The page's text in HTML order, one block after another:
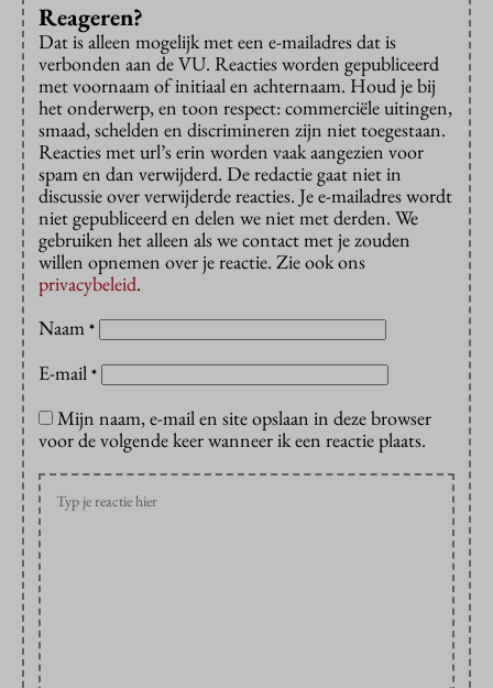
Reageren?
Dat is alleen mogelijk met een e-mailadres dat is
verbonden aan de VU. Reacties worden gepubliceerd
met voornaam of initiaal en achternaam. Houd je bij
het onderwerp, en toon respect: commerciële uitingen,
smaad, schelden en discrimineren zijn niet toegestaan.
Reacties met url’s erin worden vaak aangezien voor
spam en dan verwijderd. De redactie gaat niet in
discussie over verwijderde reacties. Je e-mailadres wordt
niet gepubliceerd en delen we niet met derden. We
gebruiken het alleen als we contact met je zouden
willen opnemen over je reactie. Zie ook ons
privacybeleid.
Naam *
E-mail *
Mijn naam, e-mail en site opslaan in deze browser
voor de volgende keer wanneer ik een reactie plaats.